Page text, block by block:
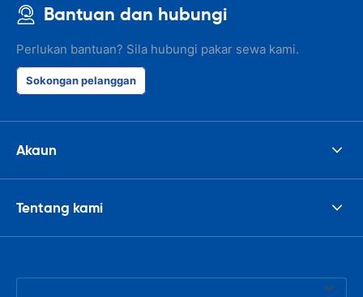
Bantuan dan hubungi
Perlukan bantuan? Sila hubungi pakar sewa kami.
Sokongan pelanggan
Akaun
Tentang kami